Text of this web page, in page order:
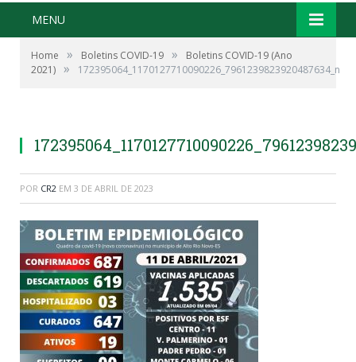
MENU
Home » Boletins COVID-19 »
Boletins COVID-19 (Ano
2021) » 172395064_1170127710090226_7961239823920487634_n
POR CR2 EM 3 DE ABRIL DE 2023